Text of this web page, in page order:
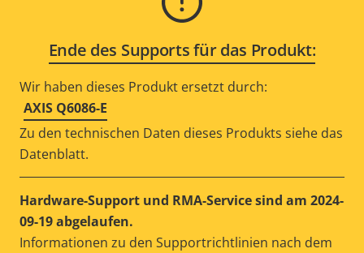
Ende des Supports für das Produkt:
Wir haben dieses Produkt ersetzt durch:
AXIS Q6086-E
Zu den technischen Daten dieses Produkts siehe das
Datenblatt.
Hardware-Support und RMA-Service sind am 2024-
09-19 abgelaufen.
Informationen zu den Supportrichtlinien nach dem